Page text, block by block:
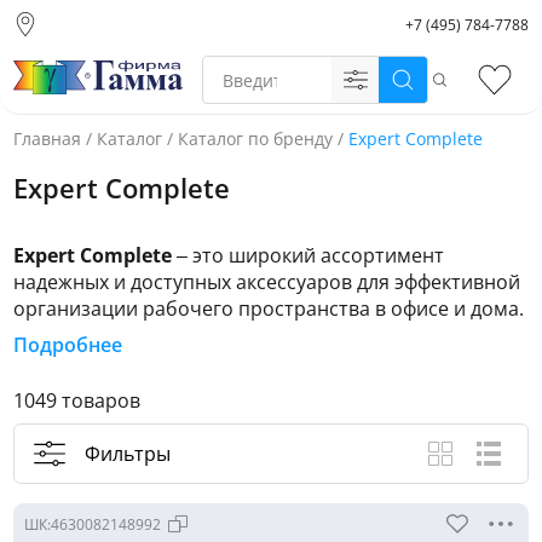
склад)
Санкт-Петербург
Екатеринбург
+7 (495) 784-7788
Поиск
Главная / Каталог / Каталог по бренду / Expert Complete
Expert Complete
Expert Complete– это широкий ассортимент
надежных и доступных аксессуаров для эффективной
организации рабочего пространства в офисе и дома.
Несколько причин доверить Expert Complete Ваш
• Собственное производство в России
• Безупречное качество
• Надежность всех механизмов и фурнитуры
Подробнее
1049 товаров
Фильтры
Вид каталога
Крупные
ШК:4630082148992